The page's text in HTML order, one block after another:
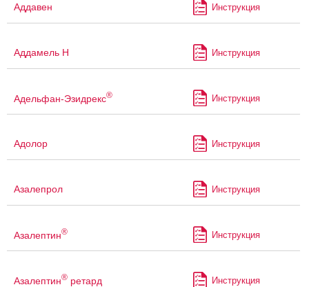
Аддавен Инструкция
Аддамель Н Инструкция
Адельфан-Эзидрекс® Инструкция
Адолор Инструкция
Азалепрол Инструкция
Азалептин® Инструкция
Азалептин® ретард Инструкция